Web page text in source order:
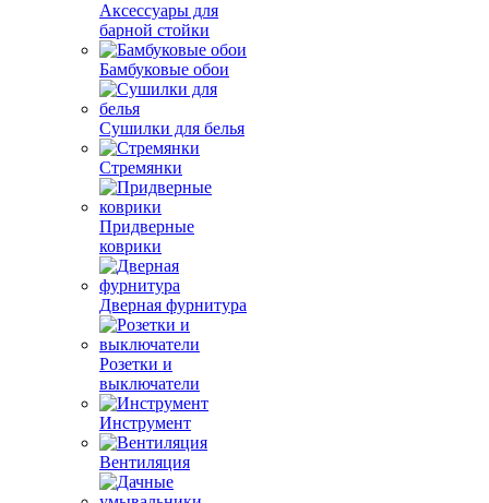
Аксессуары для
барной стойки
Бамбуковые обои
Сушилки для белья
Стремянки
Придверные
коврики
Дверная фурнитура
Розетки и
выключатели
Инструмент
Вентиляция